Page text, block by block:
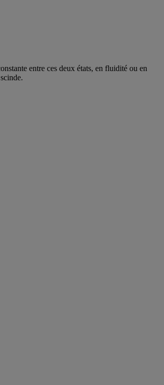
entre ces deux états, en fluidité ou en